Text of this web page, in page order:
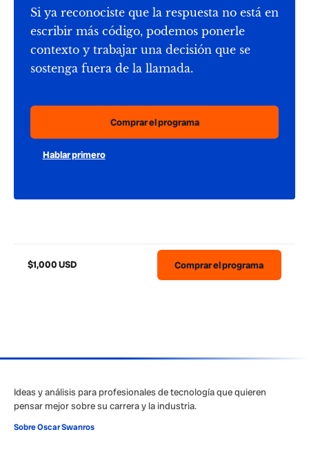
Si ya reconociste que la respuesta no está en
escribir más código, podemos ponerle
contexto y trabajar una decisión que se
sostenga fuera de la llamada.
Comprar el programa
Hablar primero
$1,000 USD Comprar el programa
Ideas y análisis para profesionales de tecnología que quieren
pensar mejor sobre su carrera y la industria.
Sobre Oscar Swanros